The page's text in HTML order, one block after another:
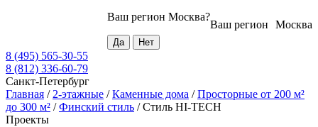
Москва
Ваш регион
Ваш регион Москва?
8 (495) 565-30-55
8 (812) 336-60-79
Санкт-Петербург
Главная / 2-этажные /Каменные дома /Просторные от 200 м²
до 300 м² /Финский стиль /Стиль HI-TECH
Проекты